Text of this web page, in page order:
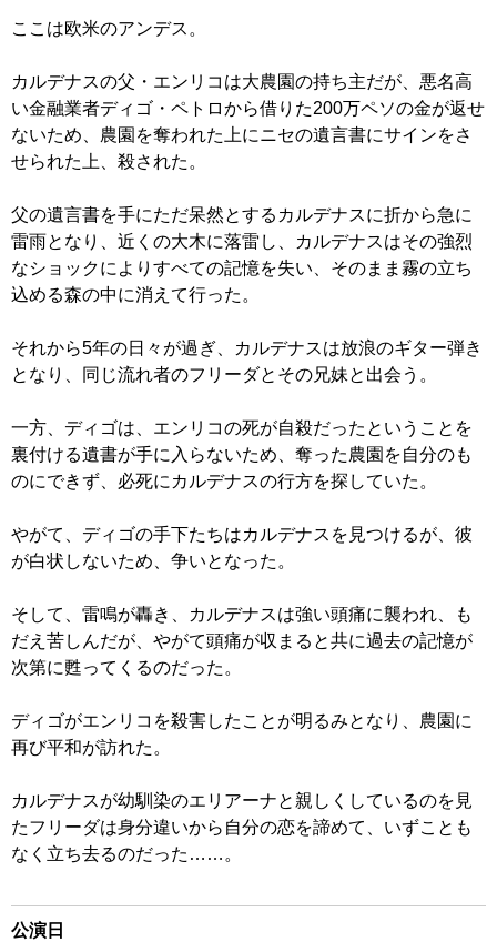
ここは欧米のアンデス。
カルデナスの父・エンリコは大農園の持ち主だが、悪名高
い金融業者ディゴ・ペトロから借りた200万ペソの金が返せ
ないため、農園を奪われた上にニセの遺言書にサインをさ
せられた上、殺された。
父の遺言書を手にただ呆然とするカルデナスに折から急に
雷雨となり、近くの大木に落雷し、カルデナスはその強烈
なショックによりすべての記憶を失い、そのまま霧の立ち
込める森の中に消えて行った。
それから5年の日々が過ぎ、カルデナスは放浪のギター弾き
となり、同じ流れ者のフリーダとその兄妹と出会う。
一方、ディゴは、エンリコの死が自殺だったということを
裏付ける遺書が手に入らないため、奪った農園を自分のも
のにできず、必死にカルデナスの行方を探していた。
やがて、ディゴの手下たちはカルデナスを見つけるが、彼
が白状しないため、争いとなった。
そして、雷鳴が轟き、カルデナスは強い頭痛に襲われ、も
だえ苦しんだが、やがて頭痛が収まると共に過去の記憶が
次第に甦ってくるのだった。
ディゴがエンリコを殺害したことが明るみとなり、農園に
再び平和が訪れた。
カルデナスが幼馴染のエリアーナと親しくしているのを見
たフリーダは身分違いから自分の恋を諦めて、いずことも
なく立ち去るのだった……。
公演日